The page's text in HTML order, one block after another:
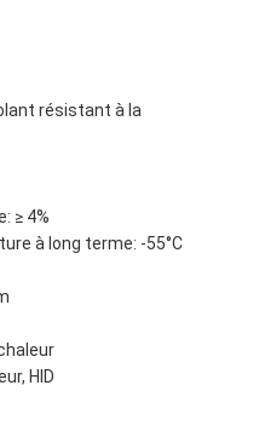
résistant à la
≥ 4%
à long terme: -55°C
HID